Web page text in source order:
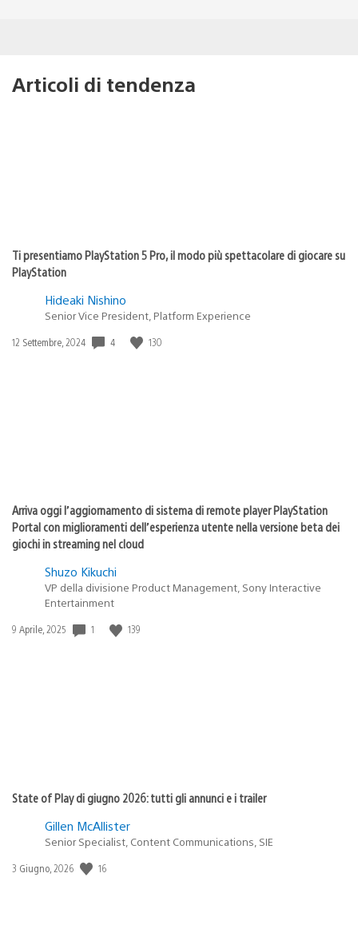
Articoli di tendenza
Ti presentiamo PlayStation 5 Pro, il modo più spettacolare di giocare su
PlayStation
Hideaki Nishino
Senior Vice President, Platform Experience
Data
12 Settembre, 2024 4 130
Arriva oggi l’aggiornamento di sistema di remote player PlayStation
Portal con miglioramenti dell’esperienza utente nella versione beta dei
giochi in streaming nel cloud
Shuzo Kikuchi
VP della divisione Product Management, Sony Interactive
Entertainment
Data
9 Aprile, 2025 1 139
State of Play di giugno 2026: tutti gli annunci e i trailer
Gillen McAllister
Senior Specialist, Content Communications, SIE
Data
3 Giugno, 2026 16